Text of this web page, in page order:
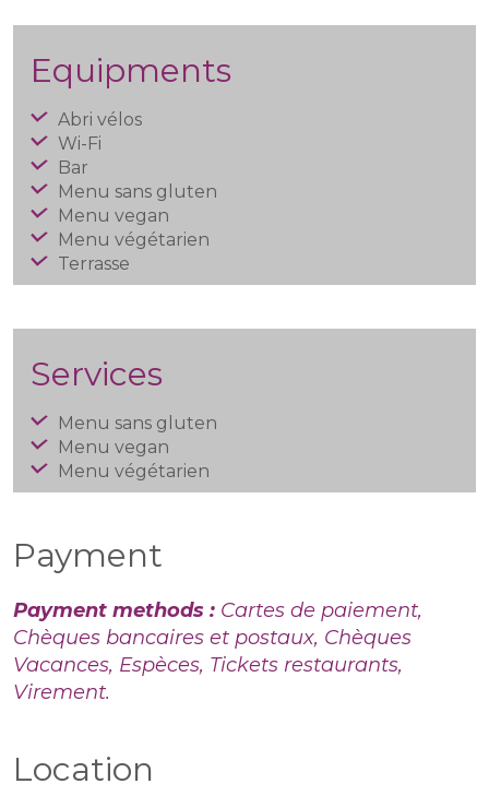
Equipments
Abri vélos
Wi-Fi
Bar
Menu sans gluten
Menu vegan
Menu végétarien
Terrasse
Services
Menu sans gluten
Menu vegan
Menu végétarien
Payment
Payment methods : Cartes de paiement,
Chèques bancaires et postaux, Chèques
Vacances, Espèces, Tickets restaurants,
Virement.
Location